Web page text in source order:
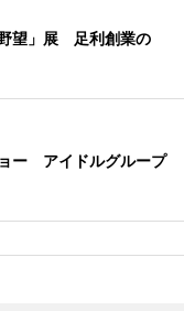
望」展 足利創業の
ー アイドルグループ